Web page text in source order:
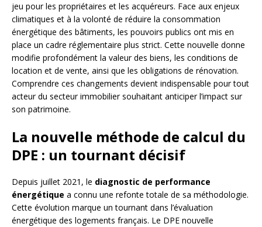
jeu pour les propriétaires et les acquéreurs. Face aux enjeux
climatiques et à la volonté de réduire la consommation
énergétique des bâtiments, les pouvoirs publics ont mis en
place un cadre réglementaire plus strict. Cette nouvelle donne
modifie profondément la valeur des biens, les conditions de
location et de vente, ainsi que les obligations de rénovation.
Comprendre ces changements devient indispensable pour tout
acteur du secteur immobilier souhaitant anticiper l’impact sur
son patrimoine.
La nouvelle méthode de calcul du
DPE : un tournant décisif
Depuis juillet 2021, le diagnostic de performance
énergétique a connu une refonte totale de sa méthodologie.
Cette évolution marque un tournant dans l’évaluation
énergétique des logements français. Le DPE nouvelle